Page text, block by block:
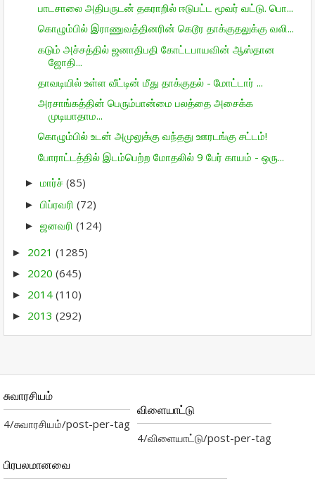
பாடசாலை அதிபருடன் தகராறில் ஈடுபட்ட மூவர் வட்டு. பொ...
கொழும்பில் இராணுவத்தினரின் கெடூர தாக்குதலுக்கு வலி...
கடும் அச்சத்தில் ஜனாதிபதி கோட்டபாயவின் ஆஸ்தான
ஜோதி...
தாவடியில் உள்ள வீட்டின் மீது தாக்குதல் - மோட்டார் ...
அரசாங்கத்தின் பெரும்பான்மை பலத்தை அசைக்க
முடியாதாம...
கொழும்பில் உடன் அமுலுக்கு வந்தது ஊரடங்கு சட்டம்!
போராட்டத்தில் இடம்பெற்ற மோதலில் 9 பேர் காயம் - ஒரு...
► மார்ச் (85)
► பிப்ரவரி (72)
► ஜனவரி (124)
► 2021 (1285)
► 2020 (645)
► 2014 (110)
► 2013 (292)
சுவாரசியம்
4/சுவாரசியம்/post-per-tag
விளையாட்டு
4/விளையாட்டு/post-per-tag
பிரபலமானவை